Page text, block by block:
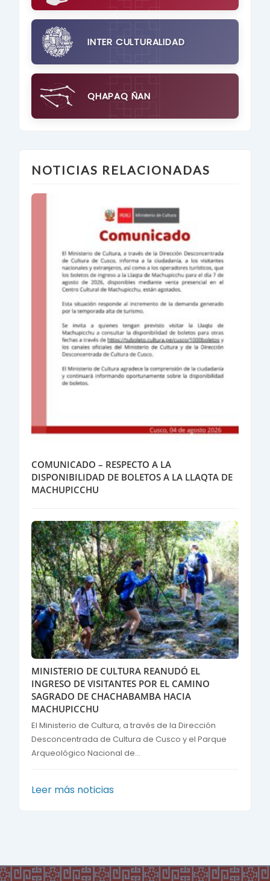
INTER CULTURALIDAD
QHAPAQ ÑAN
NOTICIAS RELACIONADAS
COMUNICADO – RESPECTO A LA
DISPONIBILIDAD DE BOLETOS A LA LLAQTA DE
MACHUPICCHU
MINISTERIO DE CULTURA REANUDÓ EL
INGRESO DE VISITANTES POR EL CAMINO
SAGRADO DE CHACHABAMBA HACIA
MACHUPICCHU
El Ministerio de Cultura, a través de la Dirección
Desconcentrada de Cultura de Cusco y el Parque
Arqueológico Nacional de...
Leer más noticias